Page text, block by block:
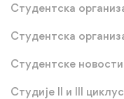
Студентска
Студентска
Студентске новости
Студије II и III